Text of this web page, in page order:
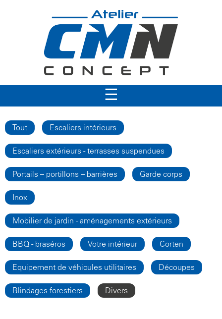
☰
Tout Escaliers intérieurs
Escaliers extérieurs - terrasses suspendues
Portails – portillons – barrières Garde corps
Inox
Mobilier de jardin - aménagements extérieurs
BBQ - braséros Votre intérieur Corten
Equipement de véhicules utilitaires Découpes
Blindages forestiers Divers